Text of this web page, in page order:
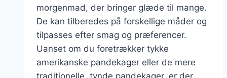
morgenmad, der bringer glæde til mange.
De kan tilberedes på forskellige måder og
tilpasses efter smag og præferencer.
Uanset om du foretrækker tykke
amerikanske pandekager eller de mere